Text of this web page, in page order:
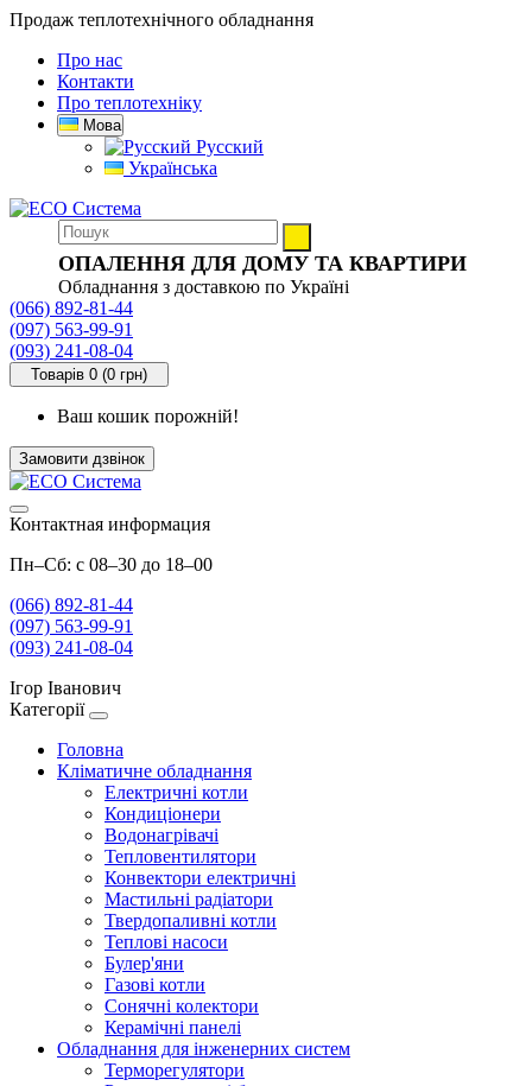
Продаж теплотехнічного обладнання
Про нас
Контакти
Про теплотехніку
Мова
Русский
Українська
ОПАЛЕННЯ ДЛЯ ДОМУ ТА КВАРТИРИ
Обладнання з доставкою по Україні
(066) 892-81-44
(097) 563-99-91
(093) 241-08-04
Товарів 0 (0 грн)
Ваш кошик порожній!
Замовити дзвінок
Контактная информация
Пн–Сб: с 08–30 до 18–00
(066) 892-81-44
(097) 563-99-91
(093) 241-08-04
Ігор Іванович
Категорії
Головна
Кліматичне обладнання
Електричні котли
Кондиціонери
Водонагрівачі
Тепловентилятори
Конвектори електричні
Мастильні радіатори
Твердопаливні котли
Теплові насоси
Булер'яни
Газові котли
Сонячні колектори
Керамічні панелі
Обладнання для інженерних систем
Терморегулятори